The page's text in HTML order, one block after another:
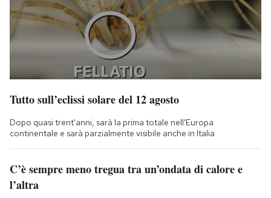
Tutto sull’eclissi solare del 12 agosto
Dopo quasi trent'anni, sarà la prima totale nell'Europa
continentale e sarà parzialmente visibile anche in Italia
C’è sempre meno tregua tra un’ondata di calore e
l’altra